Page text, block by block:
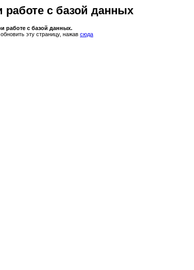
с базой данных
работе с базой данных.
эту страницу, нажав сюда